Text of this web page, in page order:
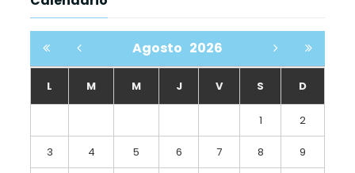
Agosto 2026
L M M J V S D
1 2
3 4 5 6 7 8 9